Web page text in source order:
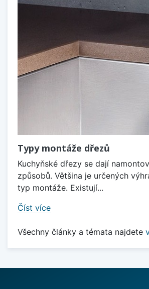
Typy montáže dřezů
Kuchyňské dřezy se dají
způsobů. Většina je určených
typ montáže. Existují...
Číst více
Všechny články a témata najdete